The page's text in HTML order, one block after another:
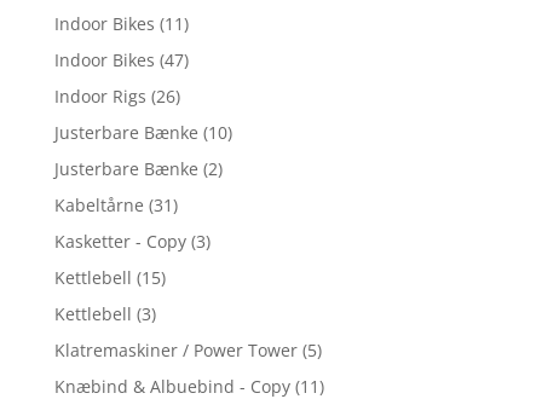
Indoor Bikes (11)
Indoor Bikes (47)
Indoor Rigs (26)
Justerbare Bænke (10)
Justerbare Bænke (2)
Kabeltårne (31)
Kasketter - Copy (3)
Kettlebell (15)
Kettlebell (3)
Klatremaskiner / Power Tower (5)
Knæbind & Albuebind - Copy (11)